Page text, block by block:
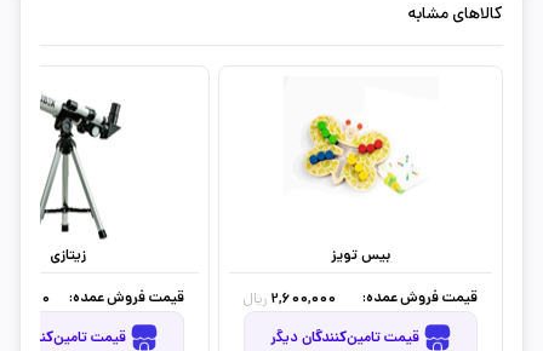
کالاهای مشابه
بیس تویز
قیمت فروش عمده:
2,600,000 ریال
قیمت تامین‌کنندگان دیگر
زیتازی
قیمت فروش عمده:
قیمت تامین‌کنندگان دیگر